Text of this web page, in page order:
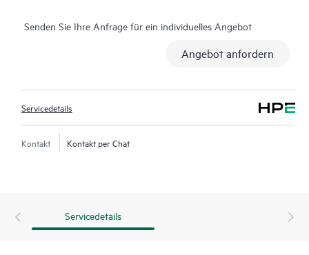
Senden Sie Ihre Anfrage für ein individuelles Angebot
Angebot anfordern
Servicedetails
Kontakt Kontakt per Chat
Servicedetails